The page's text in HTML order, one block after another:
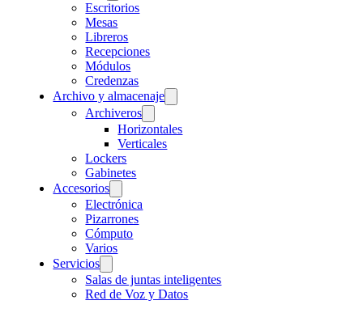
Escritorios
Mesas
Libreros
Recepciones
Módulos
Credenzas
Archivo y almacenaje
Archiveros
Horizontales
Verticales
Lockers
Gabinetes
Accesorios
Electrónica
Pizarrones
Cómputo
Varios
Servicios
Salas de juntas inteligentes
Red de Voz y Datos